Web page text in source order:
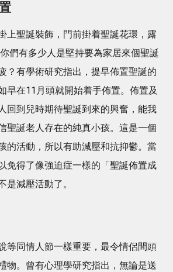
上聖誕裝飾，門前掛着聖誕花環，露
們有多少人是堅持要為家居來個聖誕
？有學術研究指出，提早佈置聖誕的
早在11月頭就開始着手佈置。佈置及
回到兒時期待聖誕到來的興奮，能我
聖誕老人存在的純真小孩。這是一個
的活動，所以有助減壓和抗抑鬱。當
免得了像強迫症一樣的「聖誕佈置成
是減壓活動了。
等同情人節一樣重要，最令情侶間頭
物。曾有心理學研究指出，無論是送